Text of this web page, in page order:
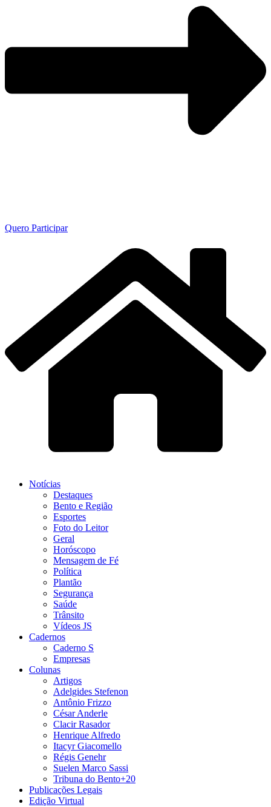
Quero Participar
Notícias
Destaques
Bento e Região
Esportes
Foto do Leitor
Geral
Horóscopo
Mensagem de Fé
Política
Plantão
Segurança
Saúde
Trânsito
Vídeos JS
Cadernos
Caderno S
Empresas
Colunas
Artigos
Adelgides Stefenon
Antônio Frizzo
César Anderle
Clacir Rasador
Henrique Alfredo
Itacyr Giacomello
Régis Genehr
Suelen Marco Sassi
Tribuna do Bento+20
Publicações Legais
Edição Virtual